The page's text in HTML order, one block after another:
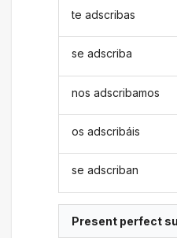
te adscribas
se adscriba
nos adscribamos
os adscribáis
se adscriban
Present perfect